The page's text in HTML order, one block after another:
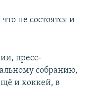
не состоятся и
пресс-
собранию,
и хоккей, в